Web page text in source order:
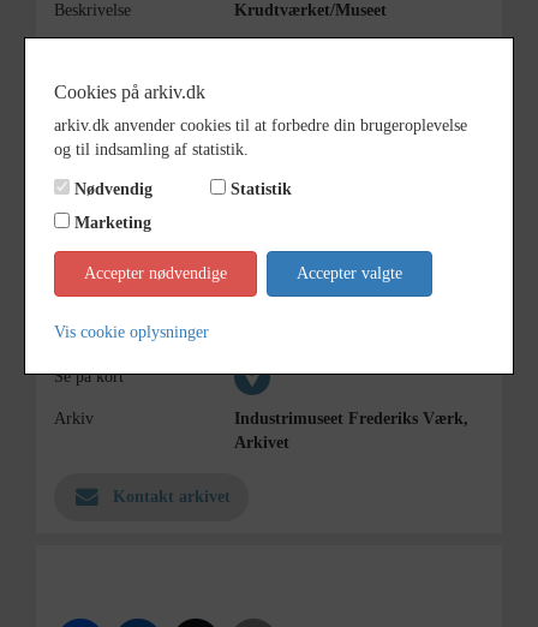
Beskrivelse Krudtværket/Museet
Periode 1880 - 1990
Dateringsnote
1880-1990
Fotograf Ukendt
Størrelse 11 x 16
Materiale
Se på kort
Arkiv
Industrimuseet Frederiks Værk,
Arkivet
Kontakt arkivet
Cookies på arkiv.dk
arkiv.dk anvender cookies til at forbedre din brugeroplevelse
og til indsamling af statistik.
Nødvendig
Statistik
Marketing
Accepter nødvendige Accepter valgte
Vis cookie oplysninger